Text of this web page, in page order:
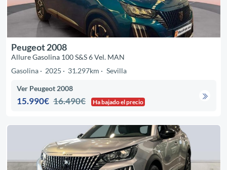
Peugeot 2008
Allure Gasolina 100 S&S 6 Vel. MAN
Gasolina
2025 31.297km Sevilla
Ver Peugeot 2008
15.990€ 16.490€ Ha bajado el precio